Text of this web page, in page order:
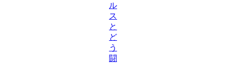
ル
ス
と
ど
う
闘